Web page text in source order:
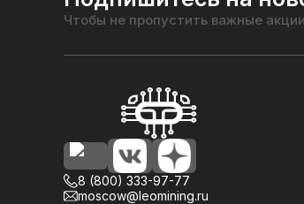
Чтобы не пропустить важные
8 (800) 333-97-77
moscow@leomining.ru